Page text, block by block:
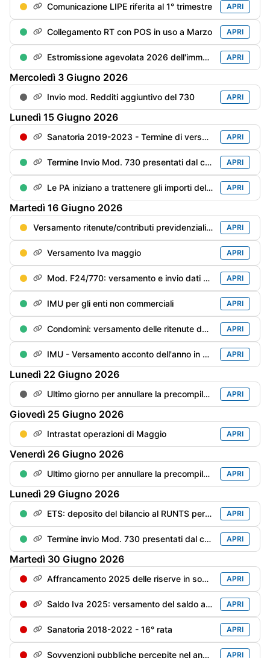
Comunicazione LIPE riferita al 1° trimestre APRI
Collegamento RT con POS in uso a Marzo APRI
Estromissione agevolata 2026 dell'immobile strumentale dell'imprenditore individuale - Termine adempimenti contabili APRI
Mercoledì 3 Giugno 2026
Invio mod. Redditi aggiuntivo del 730 APRI
Lunedì 15 Giugno 2026
Sanatoria 2019-2023 - Termine di versamento della 4° rata APRI
Termine Invio Mod. 730 presentati dal contribuente entro il 31/05 APRI
Le PA iniziano a trattenere gli importi delle cartelle inevase prima di pagare i compensi professionali APRI
Martedì 16 Giugno 2026
Versamento ritenute/contributi previdenziali del mese di maggio APRI
Versamento Iva maggio APRI
Mod. F24/770: versamento e invio dati delle ritenute/trattenute operate APRI
IMU per gli enti non commerciali APRI
Condomini: versamento delle ritenute dei primi 6 mesi del anno in corso rimaste “sottosoglia“ (€. 500), se non già versate APRI
IMU - Versamento acconto dell'anno in corso APRI
Lunedì 22 Giugno 2026
Ultimo giorno per annullare la precompilata APRI
Giovedì 25 Giugno 2026
Intrastat operazioni di Maggio APRI
Venerdì 26 Giugno 2026
Ultimo giorno per annullare la precompilata del Mod. Redditi PF APRI
Lunedì 29 Giugno 2026
ETS: deposito del bilancio al RUNTS per gli enti con esercizio "solare" (180 gg dalla chiusura dell'esercizio APRI
Termine invio Mod. 730 presentati dal contribuente dal 1/06 al 20/06 APRI
Martedì 30 Giugno 2026
Affrancamento 2025 delle riserve in sospensione - 2° rata dell'imposta sostitutiva APRI
Saldo Iva 2025: versamento del saldo a debito maggiorato di 0,4% per mese/frazione di mese (pari a: saldo al 16/03 x 1,6%) APRI
Sanatoria 2018-2022 - 16° rata APRI
Sovvenzioni pubbliche percepite nel anno precedente - Trasparenza - Scadenza per la messa online (soggetti privi di bilancio) APRI